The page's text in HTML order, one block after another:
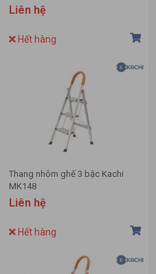
Liên hệ
Hết hàng
Thang nhôm ghế 3 bậc Kachi
MK148
Liên hệ
Hết hàng